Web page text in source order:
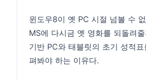
윈도우8이 옛 PC 시절 넘볼 수
MS에 다시금 옛 영화를 되돌려
기반 PC와 태블릿의 초기 성적
펴봐야 하는 이유다.